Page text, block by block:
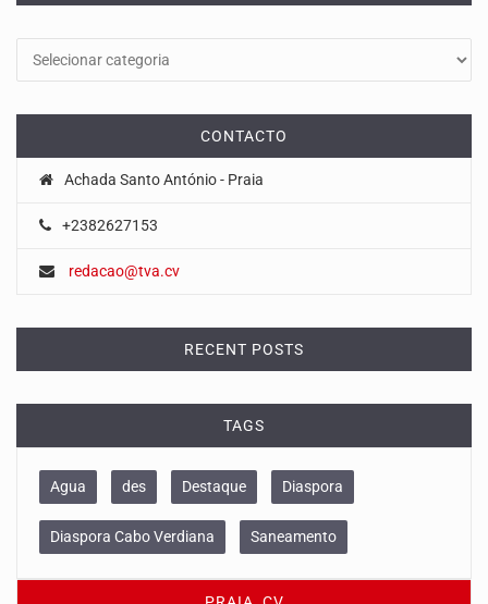
CONTACTO
Achada Santo António - Praia
+2382627153
redacao@tva.cv
RECENT POSTS
TAGS
Agua des Destaque Diaspora
Diaspora Cabo Verdiana Saneamento